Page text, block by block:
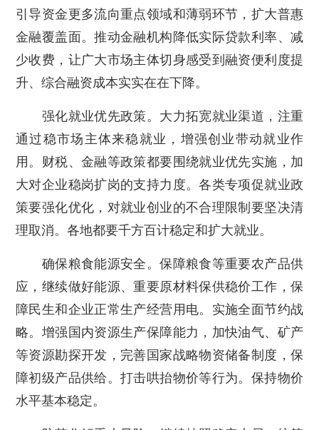
引导资金更多流向重点领域和薄弱环节，扩大普惠
金融覆盖面。推动金融机构降低实际贷款利率、减
少收费，让广大市场主体切身感受到融资便利度提
升、综合融资成本实实在在下降。
强化就业优先政策。大力拓宽就业渠道，注重
通过稳市场主体来稳就业，增强创业带动就业作
用。财税、金融等政策都要围绕就业优先实施，加
大对企业稳岗扩岗的支持力度。各类专项促就业政
策要强化优化，对就业创业的不合理限制要坚决清
理取消。各地都要千方百计稳定和扩大就业。
确保粮食能源安全。保障粮食等重要农产品供
应，继续做好能源、重要原材料保供稳价工作，保
障民生和企业正常生产经营用电。实施全面节约战
略。增强国内资源生产保障能力，加快油气、矿产
等资源勘探开发，完善国家战略物资储备制度，保
障初级产品供给。打击哄抬物价等行为。保持物价
水平基本稳定。